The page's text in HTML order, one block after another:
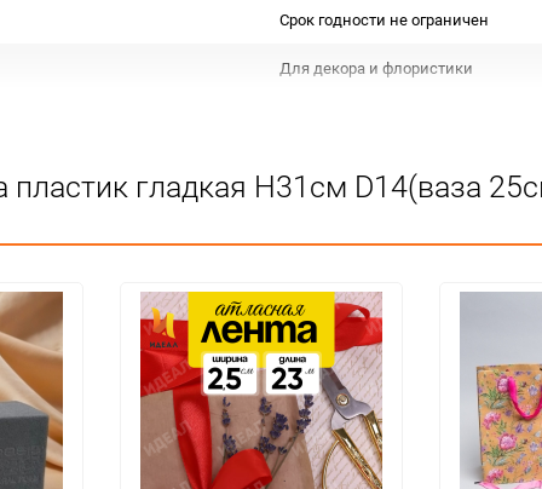
Срок годности не ограничен
Для декора и флористики
гладкая H31см D14(ваза